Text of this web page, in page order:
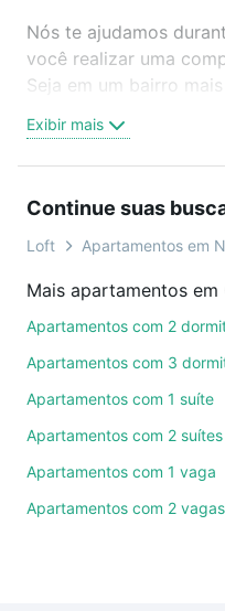
Nós te ajudamos
você realizar uma
Seja em um bairro
oferta ideal de
Barbosa Pena II, Nova
videochamada, é
ainda conta com mais
de imóveis.
Como escolher um
ruas, bairros e até
também pode usar os
quartos, suítes, com
combinar
comodidades, como
venda em Oswaldo
Exibir mais
Continue suas
Loft Apartamentos em
Apartamentos com 2
Apartamentos com 3
Apartamentos com 1 suíte
Apartamentos com 2 suítes
Apartamentos com 1 vaga
Apartamentos com 2 vagas